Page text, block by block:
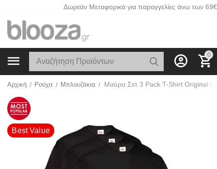
Δωρεάν Μεταφορικά για παραγγελίες άνω των 69€
0
Αρχική / Ρούχα / Μπλουζάκια /
Best Value